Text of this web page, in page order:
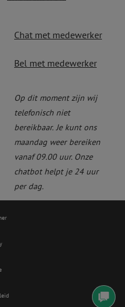
Chat met medewerker
Bel met medewerker
Op dit moment zijn wij
telefonisch niet
bereikbaar. Je kunt ons
maandag weer bereiken
vanaf 09.00 uur. Onze
chatbot helpt je 24 uur
per dag.